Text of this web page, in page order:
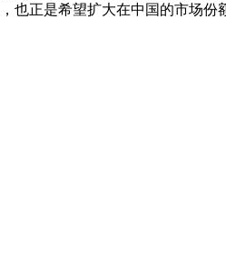
正是希望扩大在中国的市场